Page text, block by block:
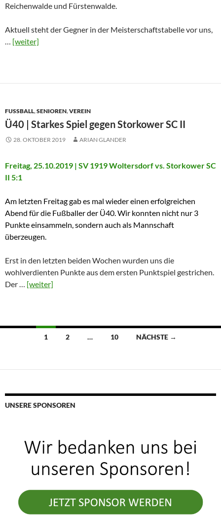
Reichenwalde und Fürstenwalde.
Aktuell steht der Gegner in der Meisterschaftstabelle vor uns,
… [weiter]
FUSSBALL ,SENIOREN,VEREIN
Ü40 | Starkes Spiel gegen Storkower SC II
28. OKTOBER 2019 ARIAN GLANDER
Freitag, 25.10.2019 | SV 1919 Woltersdorf vs. Storkower SC
II 5:1
Am letzten Freitag gab es mal wieder einen erfolgreichen
Abend für die Fußballer der Ü40. Wir konnten nicht nur 3
Punkte einsammeln, sondern auch als Mannschaft
überzeugen.
Erst in den letzten beiden Wochen wurden uns die
wohlverdienten Punkte aus dem ersten Punktspiel gestrichen.
Der … [weiter]
Beitragsnavigation
1 2 … 10 NÄCHSTE →
UNSERE SPONSOREN